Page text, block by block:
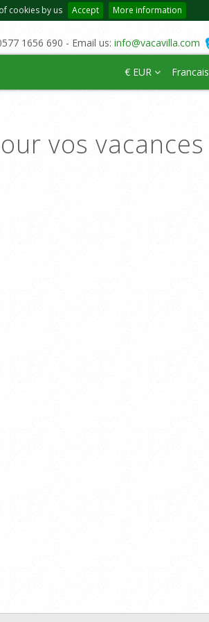
cookies by us Accept More information
1656 690 - Email us: info@vacavilla.com
€ EUR Francais
vos vacances